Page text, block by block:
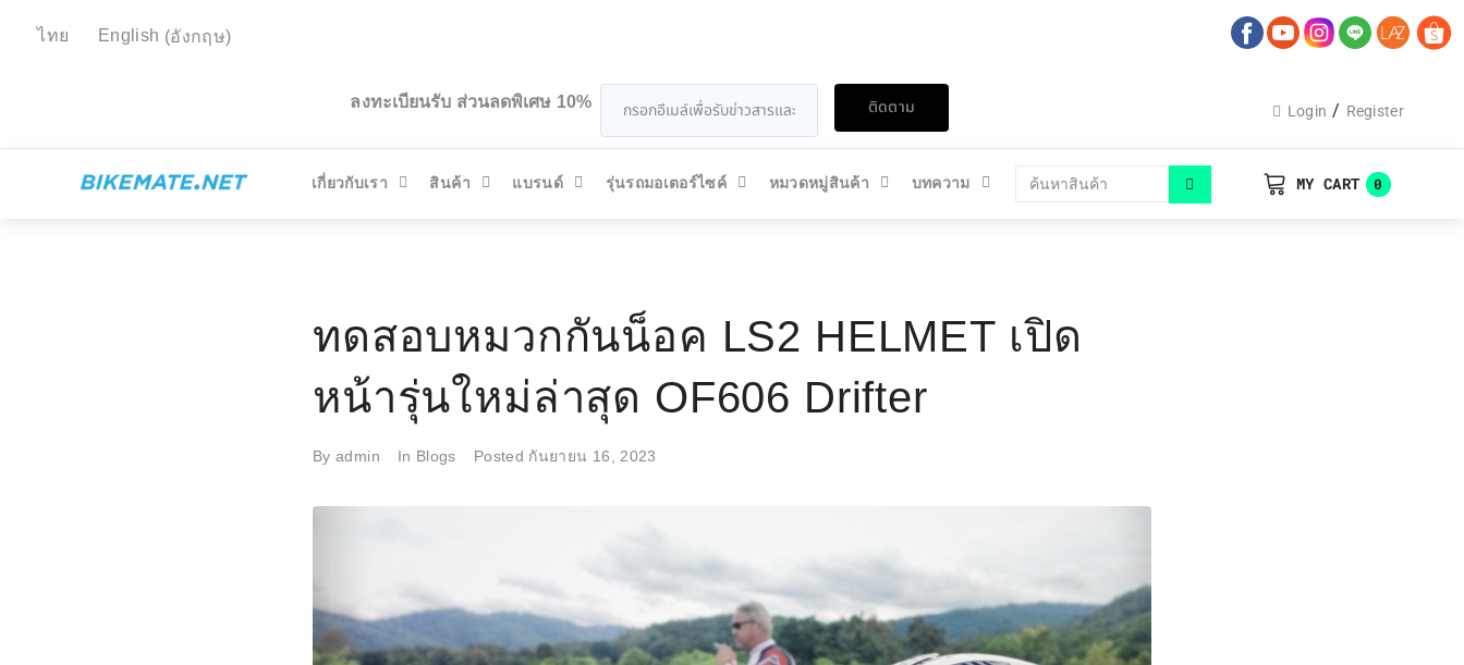
ไทย English (อังกฤษ)
ลงทะเบียนรับ ส่วนลดพิเศษ 10% ติดตาม Login / Register
เกี่ยวกับเรา สินค้า แบรนด์ รุ่นรถมอเตอร์ไซค์ หมวดหมู่สินค้า บทความ MY CART 0
ทดสอบหมวกกันน็อค LS2 HELMET เปิด
หน้ารุ่นใหม่ล่าสุด OF606 Drifter
Byadmin In Blogs Posted กันยายน 16, 2023